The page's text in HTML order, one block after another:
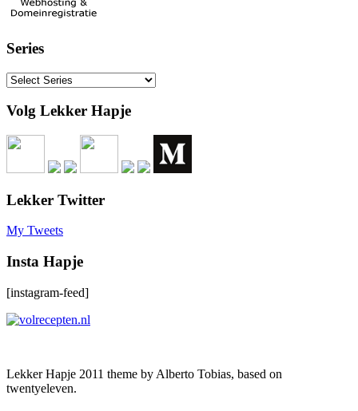
Series
Volg Lekker Hapje
Lekker Twitter
My Tweets
Insta Hapje
[instagram-feed]
Lekker Hapje 2011 theme by Alberto Tobias, based on
twentyeleven.